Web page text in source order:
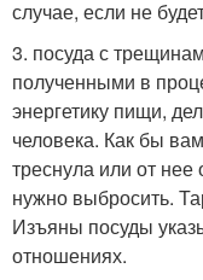
случае, если не
3. посуда с
полученными в
энергетику пищи,
человека. Как бы
треснула или от нее
нужно выбросить.
Изъяны посуды
отношениях.